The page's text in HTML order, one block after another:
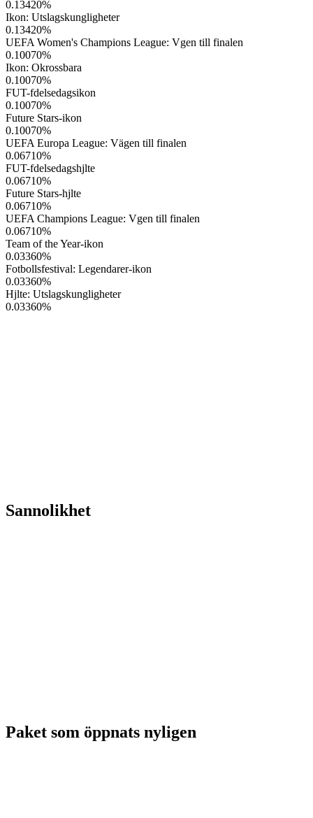
0.13420%
Ikon: Utslagskungligheter
0.13420%
UEFA Women's Champions League: Vgen till finalen
0.10070%
Ikon: Okrossbara
0.10070%
FUT-fdelsedagsikon
0.10070%
Future Stars-ikon
0.10070%
UEFA Europa League: Vägen till finalen
0.06710%
FUT-fdelsedagshjlte
0.06710%
Future Stars-hjlte
0.06710%
UEFA Champions League: Vgen till finalen
0.06710%
Team of the Year-ikon
0.03360%
Fotbollsfestival: Legendarer-ikon
0.03360%
Hjlte: Utslagskungligheter
0.03360%
Sannolikhet
Paket som öppnats nyligen